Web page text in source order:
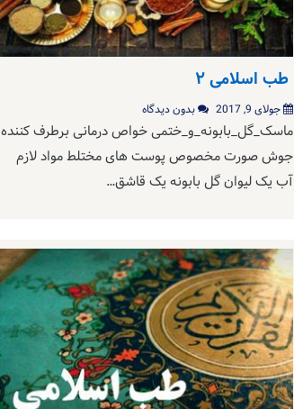
طب اسلامی ۲
جولای 9, 2017 بدون دیدگاه
ماسک_گل_بابونه_و_ختمی خواص درمانی برطرف کننده
جوش صورت مخصوص پوست های مختلط مواد لازم
آب یک لیوان گل بابونه یک قاشق…